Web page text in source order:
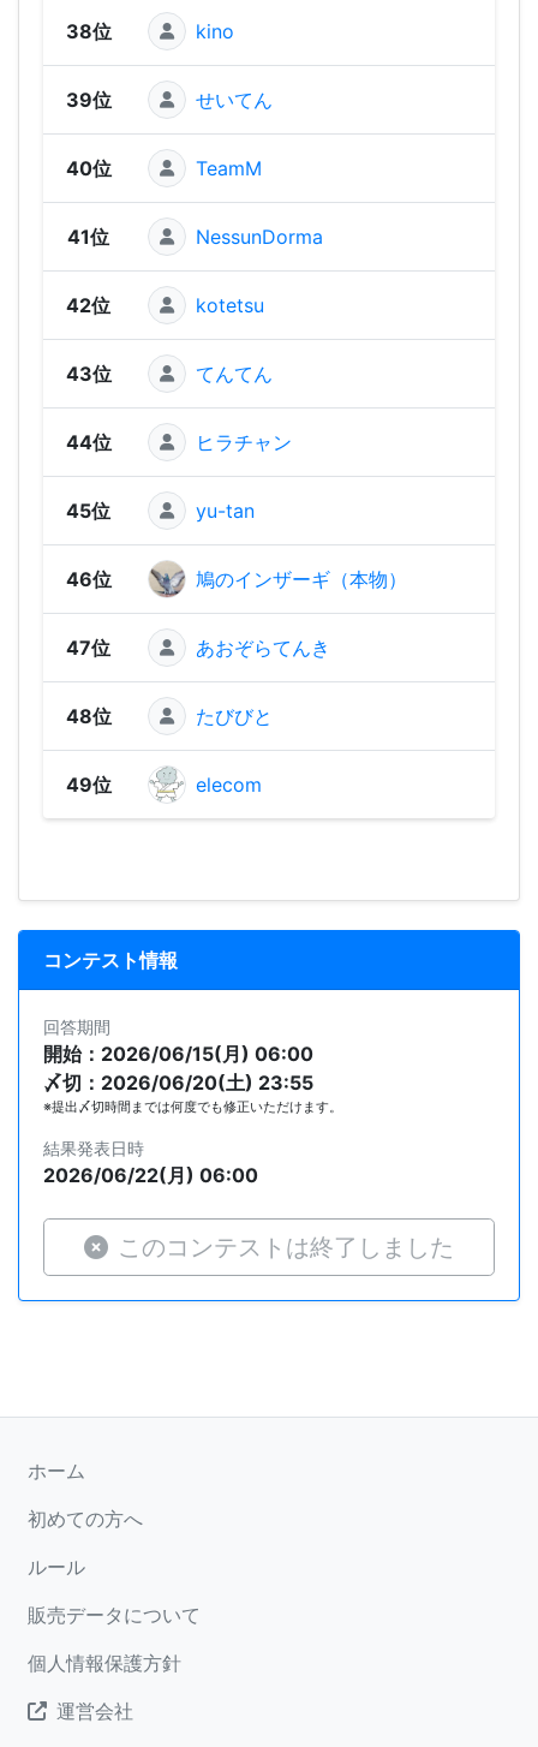
38位 kino
39位 せいてん
40位 TeamM
41位 NessunDorma
42位 kotetsu
43位 てんてん
44位 ヒラチャン
45位 yu-tan
46位 鳩のインザーギ（本物）
47位 あおぞらてんき
48位 たびびと
49位 elecom
コンテスト情報
回答期間
開始：2026/06/15(月) 06:00
〆切：2026/06/20(土) 23:55
※提出〆切時間までは何度でも修正いただけます。
結果発表日時
2026/06/22(月) 06:00
このコンテストは終了しました
ホーム
初めての方へ
ルール
販売データについて
個人情報保護方針
運営会社